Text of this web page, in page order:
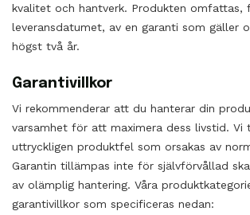
kvalitet och hantverk. Produkten omfattas,
leveransdatumet, av en garanti som gäller
högst två år.
Garantivillkor
Vi rekommenderar att du hanterar din
varsamhet för att maximera dess livstid. Vi
uttryckligen produktfel som orsakas av
Garantin tillämpas inte för självförvållad
av olämplig hantering. Våra
garantivillkor som specificeras nedan: